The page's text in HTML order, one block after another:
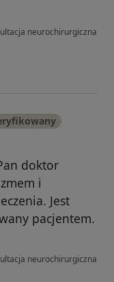
neurochirurgiczna
doktor
i
Jest
pacjentem.
neurochirurgiczna